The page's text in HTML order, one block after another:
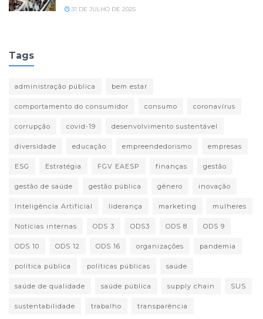
31 DE JULHO DE 2025
Tags
administração pública bem estar
comportamento do consumidor consumo coronavírus
corrupção covid-19 desenvolvimento sustentável
diversidade educação empreendedorismo empresas
ESG Estratégia FGV EAESP finanças gestão
gestão de saúde gestão pública gênero inovação
Inteligência Artificial liderança marketing mulheres
Notícias internas ODS 3 ODS3 ODS 8 ODS 9
ODS 10 ODS 12 ODS 16 organizações pandemia
política pública políticas públicas saúde
saúde de qualidade saúde pública supply chain SUS
sustentabilidade trabalho transparência